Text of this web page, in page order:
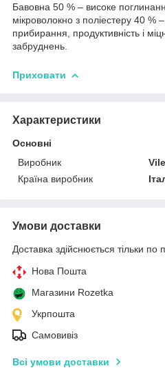
Бавовна 50 % – високе
мікроволокно з поліестеру 40 %
прибирання, продуктивність і
забруднень.
Приховати
Характеристики
Основні
Виробник
Країна виробник
Умови доставки
Доставка здійснюється тільки по
Нова Пошта
Магазини Rozetka
Укрпошта
Самовивіз
Всі умови доставки